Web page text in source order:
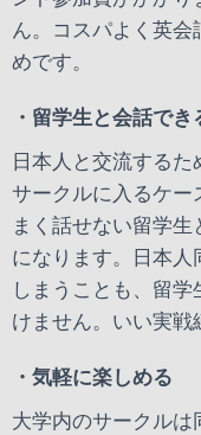
ん。コスパよく英
めです。
・留学生と会話でき
日本人と交流する
サークルに入るケー
まく話せない留学
になります。日本人
しまうことも、留
けません。いい実戦
・気軽に楽しめる
大学内のサークル